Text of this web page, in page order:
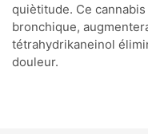
quiètitude. Ce
bronchique,
tétrahydrikaneinol
douleur.